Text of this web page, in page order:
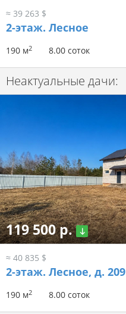
≈ 39 263 $
2-этаж. Лесное
190 м2 8.00 соток
Неактуальные дачи:
119 500 р.
≈ 40 835 $
2-этаж. Лесное, д. 209
190 м2 8.00 соток